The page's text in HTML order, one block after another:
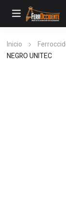
Inicio
NEGRO UNITEC